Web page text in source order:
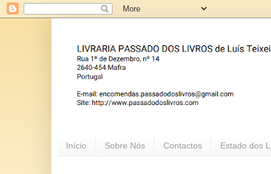
Início Sobre Nós Contactos Estado dos